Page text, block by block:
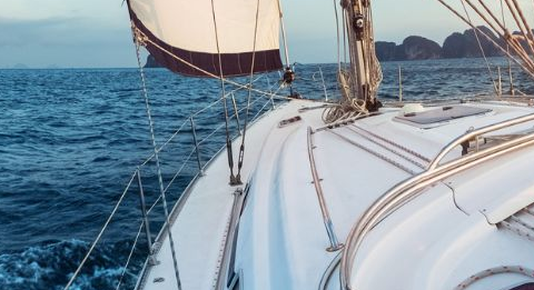
lina pływająca
konstrukcja: pleciona, 8-żyłowa, polipropylen multifilament
wydłużenie użytkowe: <7%
chwyt: dobry
odporność UV: dobra
odporność na ścieranie: odpowiednia
odporność na wodę: znakomita
twardość: miękka
chłonność wody: bardzo niska​
Zastosowanie: lina ratownicza